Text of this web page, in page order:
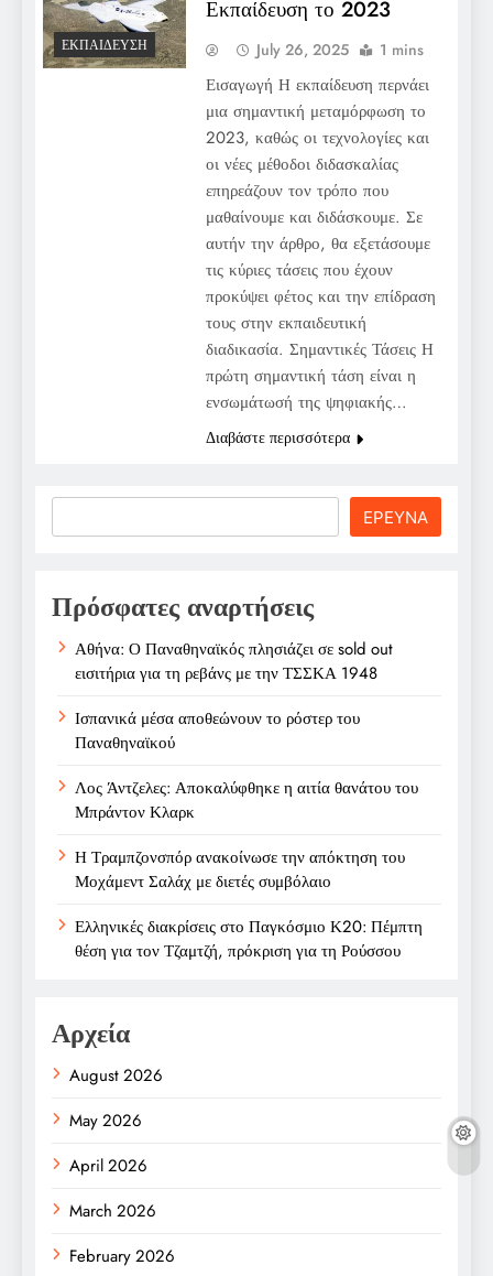
ΕΚΠΑΊΔΕΥΣΗ
Εκπαίδευση το 2023
July 26, 2025 1 mins
Εισαγωγή Η εκπαίδευση περνάει
μια σημαντική μεταμόρφωση το
2023, καθώς οι τεχνολογίες και
οι νέες μέθοδοι διδασκαλίας
επηρεάζουν τον τρόπο που
μαθαίνουμε και διδάσκουμε. Σε
αυτήν την άρθρο, θα εξετάσουμε
τις κύριες τάσεις που έχουν
προκύψει φέτος και την επίδραση
τους στην εκπαιδευτική
διαδικασία. Σημαντικές Τάσεις Η
πρώτη σημαντική τάση είναι η
ενσωμάτωσή της ψηφιακής…
Διαβάστε περισσότερα
ΕΡΕΥΝΑ
Πρόσφατες αναρτήσεις
Αθήνα: Ο Παναθηναϊκός πλησιάζει σε sold out
εισιτήρια για τη ρεβάνς με την ΤΣΣΚΑ 1948
Ισπανικά μέσα αποθεώνουν το ρόστερ του
Παναθηναϊκού
Λος Άντζελες: Αποκαλύφθηκε η αιτία θανάτου του
Μπράντον Κλαρκ
Η Τραμπζονσπόρ ανακοίνωσε την απόκτηση του
Μοχάμεντ Σαλάχ με διετές συμβόλαιο
Ελληνικές διακρίσεις στο Παγκόσμιο Κ20: Πέμπτη
θέση για τον Τζαμτζή, πρόκριση για τη Ρούσσου
Αρχεία
August 2026
May 2026
April 2026
March 2026
February 2026